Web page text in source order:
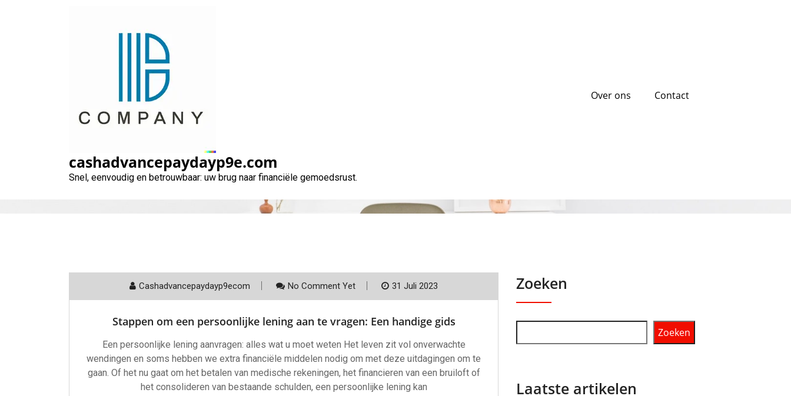
cashadvancepaydayp9e.com
Snel, eenvoudig en betrouwbaar: uw brug naar financiële gemoedsrust.
Over ons Contact
Cashadvancepaydayp9ecom No Comment Yet 31 Juli 2023
Stappen om een persoonlijke lening aan te vragen: Een handige gids
Een persoonlijke lening aanvragen: alles wat u moet weten Het leven zit vol onverwachte
wendingen en soms hebben we extra financiële middelen nodig om met deze uitdagingen om te
gaan. Of het nu gaat om het betalen van medische rekeningen, het financieren van een bruiloft of
het consolideren van bestaande schulden, een persoonlijke lening kan
Zoeken
Zoeken
Laatste artikelen